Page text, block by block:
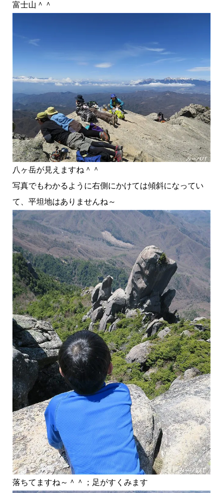
富士山＾＾
八ヶ岳が見えますね＾＾
写真でもわかるように右側にかけては傾斜になってい
て、平坦地はありませんね～
落ちてますね～＾＾；足がすくみます